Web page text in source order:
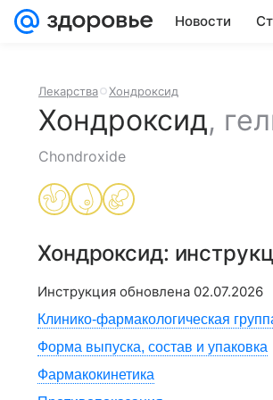
Новости
Лекарства Хондроксид
Хондроксид,
Chondroxide
Хондроксид:
Инструкция обновлена 02.07.2026
Клинико-фармакологическая
Форма выпуска, состав и упаковка
Фармакокинетика